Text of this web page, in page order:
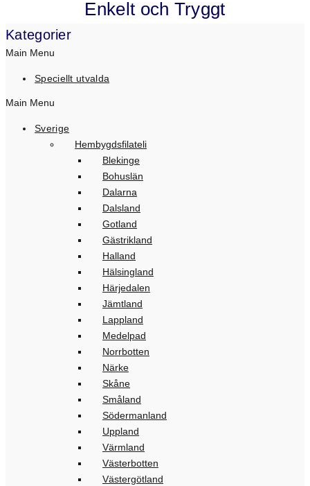
Enkelt och Tryggt
Kategorier
Main Menu
Speciellt utvalda
Main Menu
Sverige
Hembygdsfilateli
Blekinge
Bohuslän
Dalarna
Dalsland
Gotland
Gästrikland
Halland
Hälsingland
Härjedalen
Jämtland
Lappland
Medelpad
Norrbotten
Närke
Skåne
Småland
Södermanland
Uppland
Värmland
Västerbotten
Västergötland